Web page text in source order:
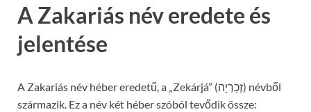
A Zakariás név eredete és
jelentése
A Zakariás név héber eredetű, a „Zekárjá” (זְכַרְיָה) névből
származik. Ez a név két héber szóból tevődik össze: